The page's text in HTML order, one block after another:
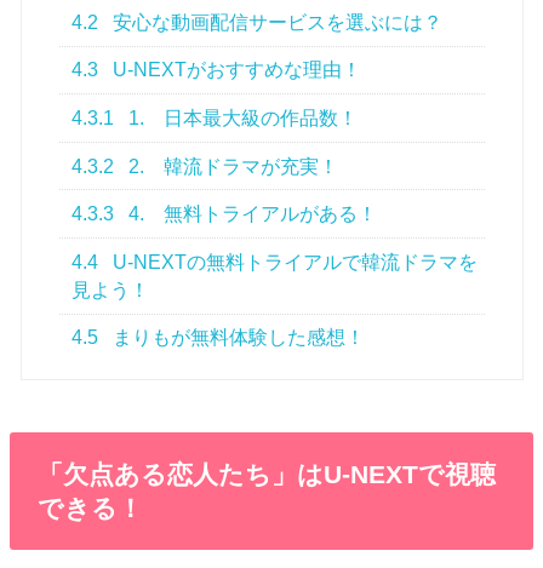
4.2 安心な動画配信サービスを選ぶには？
4.3 U-NEXTがおすすめな理由！
4.3.1 1. 日本最大級の作品数！
4.3.2 2. 韓流ドラマが充実！
4.3.3 4. 無料トライアルがある！
4.4
U-NEXTの無料トライアルで韓流ドラマを
見よう！
4.5 まりもが無料体験した感想！
「欠点ある恋人たち」はU-NEXTで視聴
できる！